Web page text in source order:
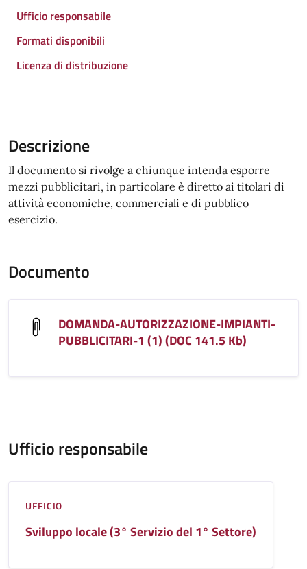
Ufficio responsabile
Formati disponibili
Licenza di distribuzione
Descrizione
Il documento si rivolge a chiunque intenda esporre
mezzi pubblicitari, in particolare è diretto ai titolari di
attività economiche, commerciali e di pubblico
esercizio.
Documento
DOMANDA-AUTORIZZAZIONE-IMPIANTI-
PUBBLICITARI-1 (1) (DOC 141.5 Kb)
Ufficio responsabile
UFFICIO
Sviluppo locale (3° Servizio del 1° Settore)